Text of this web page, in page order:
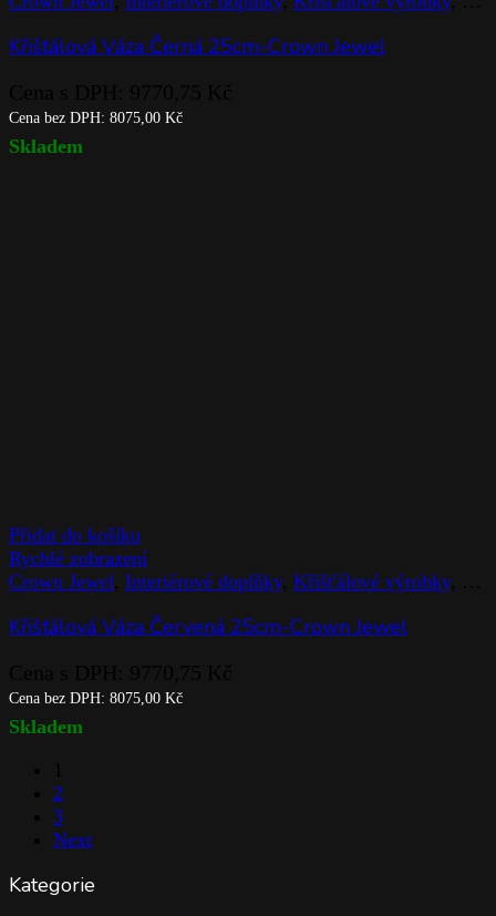
Křišťálová Váza Černá 25cm-Crown Jewel
Cena bez DPH: 8075,00 Kč
Skladem
Přidat do košíku
Rychlé zobrazení
Crown Jewel Interiérové doplňky, Křišťálové výrobky,
Křišťálová Váza Červená 25cm-Crown Jewel
Cena bez DPH: 8075,00 Kč
Skladem
2
3
Next
Kategorie